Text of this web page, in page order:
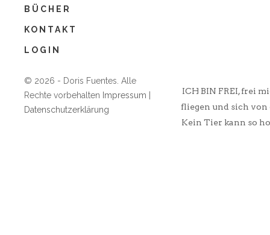
BÜCHER
KONTAKT
LOGIN
© 2026 - Doris Fuentes. Alle
Rechte vorbehalten Impressum
Datenschutzerklärung
ICH BIN FREI, frei
fliegen und sich von
Kein Tier kann so
Ich bin damit einverstanden, dass mir wichtige
WhatsApp zugesendet werden, damit ich
Jetzt anmelden